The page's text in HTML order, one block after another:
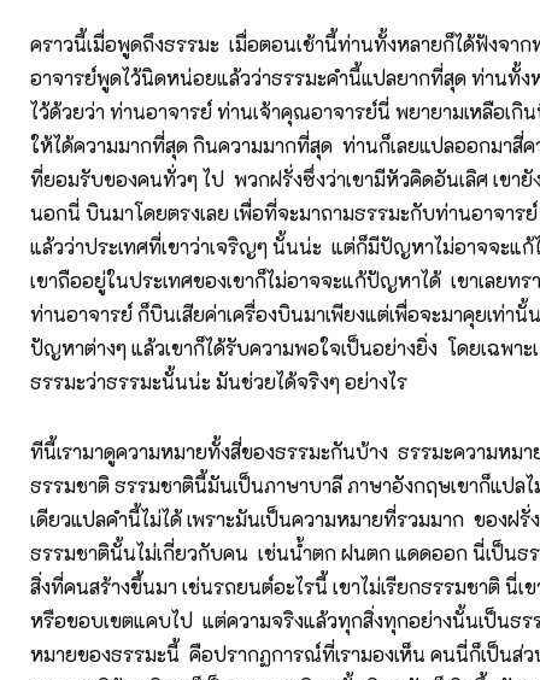
คราวนี้เมื่อพูดถึงธรรมะ เมื่อตอนเช้านี้ท่านทั้งหลายก็ได้ฟังจา
อาจารย์พูดไว้นิดหน่อยแล้วว่าธรรมะคำนี้แปลยากที่สุด ท่านทั้ง
ไว้ด้วยว่า ท่านอาจารย์ ท่านเจ้าคุณอาจารย์นี่ พยายามเหลือเกิ
ให้ได้ความมากที่สุด กินความมากที่สุด ท่านก็เลยแปลออกมาสี่ค
ที่ยอมรับของคนทั่วๆ ไป พวกฝรั่งซึ่งว่าเขามีหัวคิดอันเลิศ เขายั
นอกนี่ บินมาโดยตรงเลย เพื่อที่จะมาถามธรรมะกับท่านอาจารย์
แล้วว่าประเทศที่เขาว่าเจริญๆ นั้นน่ะ แต่ก็มีปัญหาไม่อาจจะแ
เขาถืออยู่ในประเทศของเขาก็ไม่อาจจะแก้ปัญหาได้ เขาเลยทร
ท่านอาจารย์ ก็บินเสียค่าเครื่องบินมาเพียงแต่เพื่อจะมาคุยเท่านั้
ปัญหาต่างๆ แล้วเขาก็ได้รับความพอใจเป็นอย่างยิ่ง โดยเฉพาะ
ธรรมะว่าธรรมะนั้นน่ะ มันช่วยได้จริงๆ อย่างไร
ทีนี้เรามาดูความหมายทั้งสี่ของธรรมะกันบ้าง ธรรมะความหม
ธรรมชาติ ธรรมชาตินี้มันเป็นภาษาบาลี ภาษาอังกฤษเขาก็แปล
เดียวแปลคำนี้ไม่ได้ เพราะมันเป็นความหมายที่รวมมาก ของฝรั่
ธรรมชาตินั้นไม่เกี่ยวกับคน เช่นน้ำตก ฝนตก แดดออก นี่เป็น
สิ่งที่คนสร้างขึ้นมา เช่นรถยนต์อะไรนี้ เขาไม่เรียกธรรมชาติ นี่เ
หรือขอบเขตแคบไป แต่ความจริงแล้วทุกสิ่งทุกอย่างนั้นเป็นธร
หมายของธรรมะนี้ คือปรากฏการณ์ที่เรามองเห็น คนนี่ก็เป็นส่